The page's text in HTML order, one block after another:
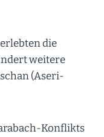
erlebten die
weitere
(Aseri-
Konflikts